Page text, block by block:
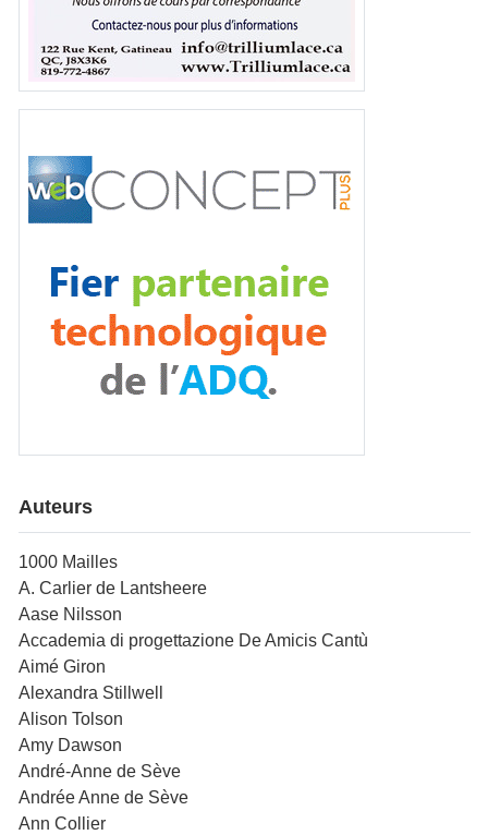
Auteurs
1000 Mailles
A. Carlier de Lantsheere
Aase Nilsson
Accademia di progettazione De Amicis Cantù
Aimé Giron
Alexandra Stillwell
Alison Tolson
Amy Dawson
André-Anne de Sève
Andrée Anne de Sève
Ann Collier